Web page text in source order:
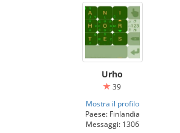
Urho
39
Mostra il profilo
Paese: Finlandia
Messaggi: 1306